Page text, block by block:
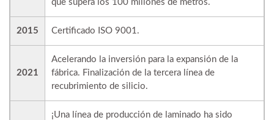
que supera los 100 millones de metros.
2015 Certificado ISO 9001.
2021
Acelerando la inversión para la expansión de la
fábrica. Finalización de la tercera línea de
recubrimiento de silicio.
¡Una línea de producción de laminado ha sido